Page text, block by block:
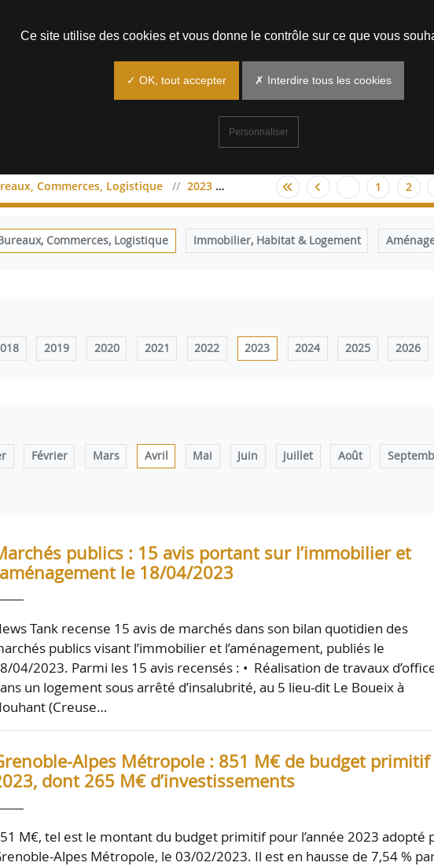
Commerces, Logistique 2023 1 2
Commerces, Logistique Immobilier, Habitat & Logement
2019 2020 2021 2022 2023 2024 2025 2026
Février Mars Avril Mai Juin Juillet Août
publics : 15 avis portant sur l’immobilier et
le 18/04/2023
Tank recense 15 avis de marchés dans son bilan quotidien des
publics visant l’immobilier et l’aménagement, publiés le
04/2023. Parmi les 15 avis recensés : • Réalisation de travaux
un logement sous arrêté d’insalubrité, au 5 lieu-dit Le Boueix à
(Creuse…
Alpes Métropole : 851 M€ de budget primitif
dont 265 M€ d’investissements
M€, tel est le montant du budget primitif pour l’année 2023 adopté
Alpes Métropole, le 03/02/2023. Il est en hausse de 7,54 %
Ce site utilise des cookies et vous donne le contrôle sur ce que vous
✓ OK, tout accepter ✗ Interdire tous les cookies
Personnaliser